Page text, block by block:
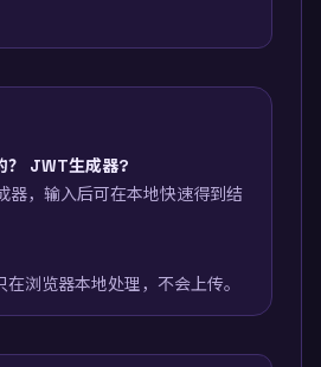
？ JWT生成器?
器，输入后可在本地快速得到结
浏览器本地处理，不会上传。